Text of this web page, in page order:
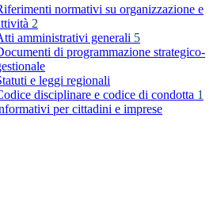
normativi su organizzazione e
2
amministrativi generali 5
di programmazione strategico-
e leggi regionali
disciplinare e codice di condotta 1
per cittadini e imprese